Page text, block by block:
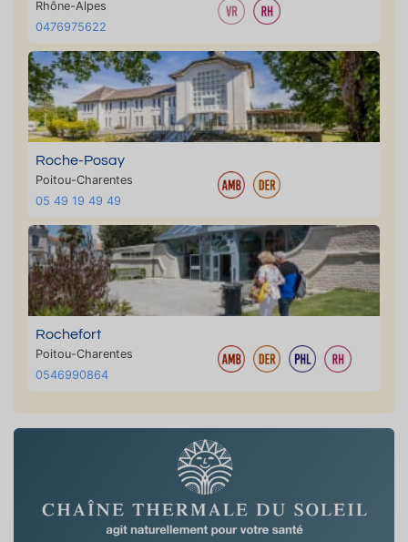
Rhône-Alpes
0476975622
Roche-Posay
Poitou-Charentes
05 49 19 49 49
Rochefort
Poitou-Charentes
0546990864